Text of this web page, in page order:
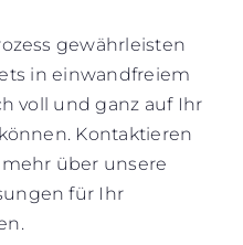
gewährleisten
in einwandfreiem
voll und ganz auf Ihr
Kontaktieren
über unsere
für Ihr